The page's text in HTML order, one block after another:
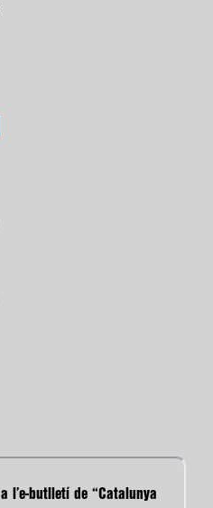
l’e-butlletí de “Catalunya